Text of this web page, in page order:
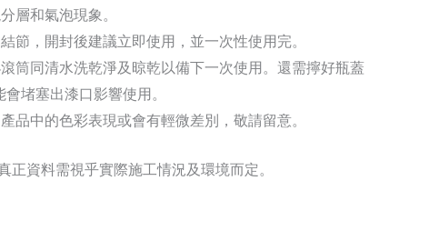
層和氣泡現象。
節，開封後建議立即使用，並一次性使用完。
筒同清水洗乾淨及晾乾以備下一次使用。還需擰好瓶蓋
堵塞出漆口影響使用。
品中的色彩表現或會有輕微差別，敬請留意。
正資料需視乎實際施工情況及環境而定。